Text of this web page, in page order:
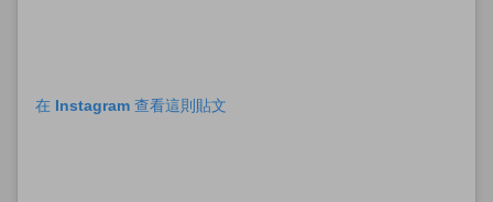
在 Instagram 查看這則貼文